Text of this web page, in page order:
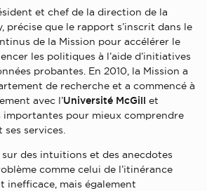
et chef de la direction de la
précise que le rapport s’inscrit dans le
de la Mission pour accélérer le
les politiques à l’aide d’initiatives
probantes. En 2010, la Mission a
de recherche et a commencé à
avec l’Université McGill et
importantes pour mieux comprendre
services.
des intuitions et des anecdotes
comme celui de l’itinérance
inefficace, mais également